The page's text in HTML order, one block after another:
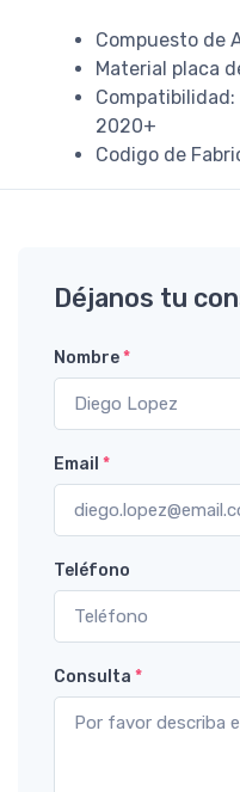
Compuesto de
Material placa
2020+
Codigo de
Déjanos tu
Nombre*
Email *
Teléfono
Consulta *